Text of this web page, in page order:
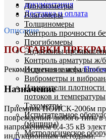
Динамометры
Влагомеры
Толщиномеры
Контроль прочности
Прогибомеры
Эндоскопы
Контроль арматуры ж/
Испытание
Виброметры и
Измерители
потоков и температуры
Тахометры
Испытательное
(машины)
Метрологическое
документация
Доставка и оплата
Описание
ПОСТАВКИ
Рекомендуемая замена
Назначение
Приемник ПОИСК-2006м
повреждений любого типа
напряжением 0,4-35 кВ
индукционным методами.